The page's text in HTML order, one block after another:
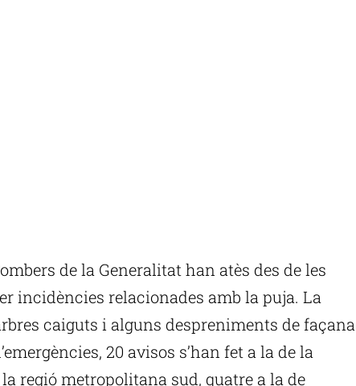
de la Generalitat han atès des de les
incidències relacionades amb la puja. La
caiguts i alguns despreniments de façana
20 avisos s’han fet a la de la
regió metropolitana sud, quatre a la de